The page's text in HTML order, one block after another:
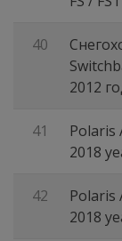
40
2012
41
Polaris
2018
42
Polaris
2018